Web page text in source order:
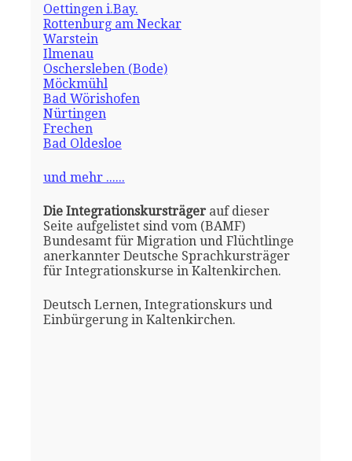
Oettingen i.Bay.
Rottenburg am Neckar
Warstein
Ilmenau
Oschersleben (Bode)
Möckmühl
Bad Wörishofen
Nürtingen
Frechen
Bad Oldesloe
und mehr ......
Die Integrationskursträgerauf dieser
Seite aufgelistet sind vom (BAMF)
Bundesamt für Migration und Flüchtlinge
anerkannter Deutsche Sprachkursträger
für Integrationskurse in Kaltenkirchen.
Deutsch Lernen, Integrationskurs und
Einbürgerung in Kaltenkirchen.